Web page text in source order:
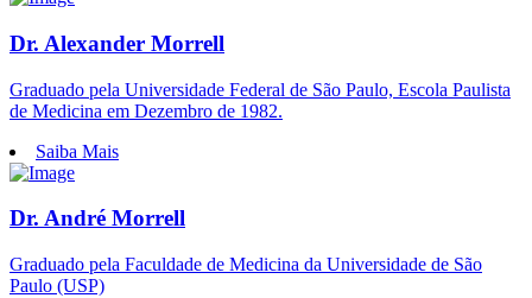
Dr. Alexander Morrell
Graduado pela Universidade Federal de São Paulo, Escola Paulista
de Medicina em Dezembro de 1982.
Saiba Mais
Dr. André Morrell
Graduado pela Faculdade de Medicina da Universidade de São
Paulo (USP)